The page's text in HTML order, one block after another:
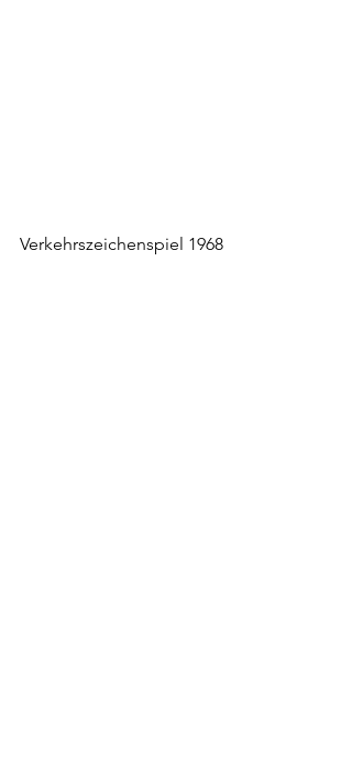
Verkehrszeichenspiel 1968